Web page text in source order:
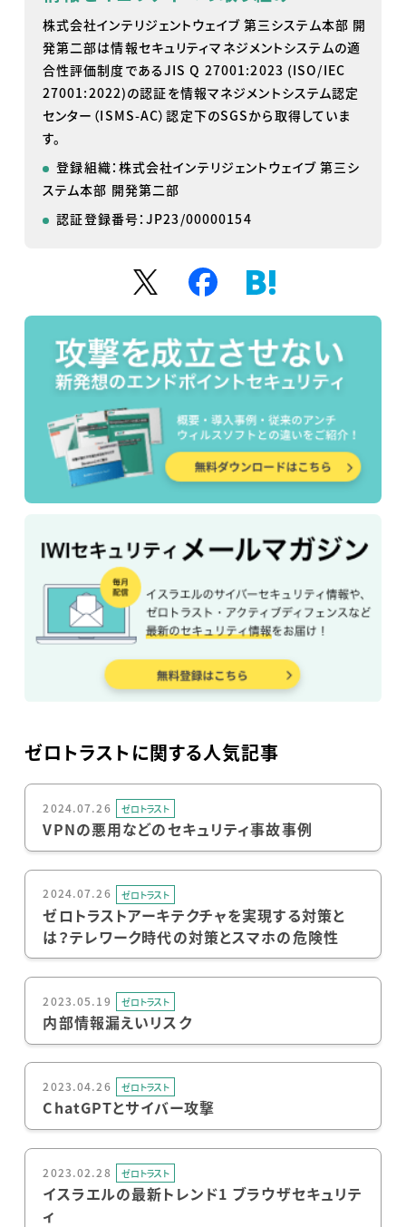
株式会社インテリジェントウェイブ 第三システム本部 開
発第二部は情報セキュリティマネジメントシステムの適
合性評価制度であるJIS Q 27001:2023 (ISO/IEC
27001:2022)の認証を情報マネジメントシステム認定
センター（ISMS-AC）認定下のSGSから取得していま
す。
登録組織：株式会社インテリジェントウェイブ 第三シ
ステム本部 開発第二部
認証登録番号：JP23/00000154
ゼロトラストに関する人気記事
2024.07.26 ゼロトラスト
VPNの悪用などのセキュリティ事故事例
2024.07.26 ゼロトラスト
ゼロトラストアーキテクチャを実現する対策と
は？テレワーク時代の対策とスマホの危険性
2023.05.19 ゼロトラスト
内部情報漏えいリスク
2023.04.26 ゼロトラスト
ChatGPTとサイバー攻撃
2023.02.28 ゼロトラスト
イスラエルの最新トレンド1 ブラウザセキュリテ
ィ